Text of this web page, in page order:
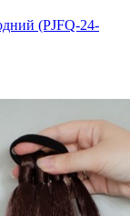
(PJFQ-24-